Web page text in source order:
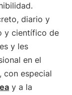
diario y
y científico de
y les
en el
con especial
y a la